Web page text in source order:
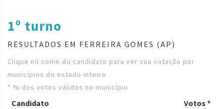
1º turno
RESULTADOS EM FERREIRA GOMES (AP)
Clique no nome do candidato para ver sua votação por
municípios do estado inteiro
* % dos votos válidos no município
Candidato Votos *